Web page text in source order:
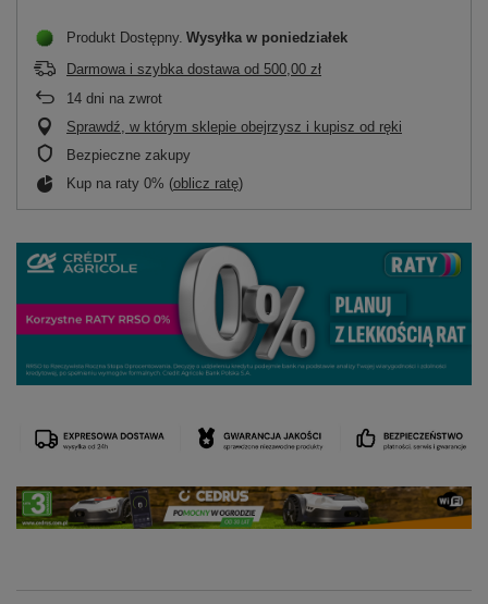
Produkt Dostępny Wysyłka w poniedziałek
Darmowa i szybka dostawa od 500,00 zł
14 dni na zwrot
Sprawdź, w którym sklepie obejrzysz i kupisz od ręki
Bezpieczne zakupy
Kup na raty 0% (oblicz ratę)